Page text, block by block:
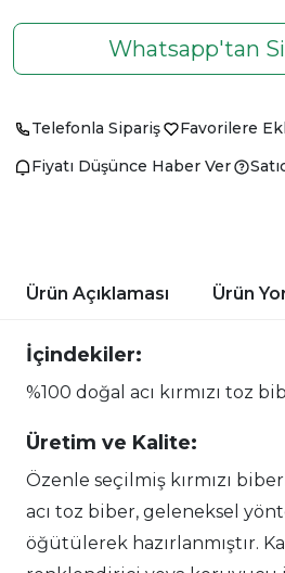
Whatsapp'tan
Telefonla Sipariş
Favorilere
Fiyatı Düşünce Haber Ver
Ürün Açıklaması Ürün
İçindekiler:
%100 doğal acı kırmızı toz
Üretim ve Kalite:
Özenle seçilmiş kırmızı
acı toz biber, geleneksel
öğütülerek hazırlanmıştır.